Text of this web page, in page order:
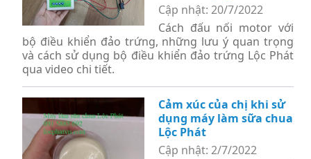
Cập nhật: 20/7/2022
Cách đấu nối motor với
bộ điều khiển đảo trứng, những lưu ý quan trọng
và cách sử dụng bộ điều khiển đảo trứng Lộc Phát
qua video chi tiết.
Cảm xúc của chị khi sử
dụng máy làm sữa chua
Lộc Phát
Cập nhật: 2/7/2022